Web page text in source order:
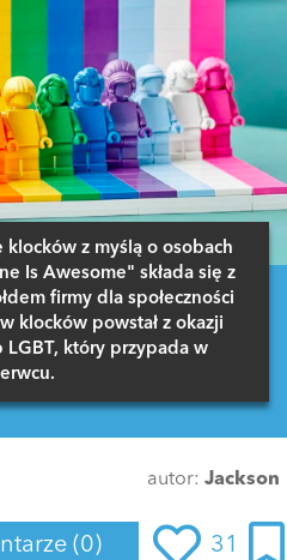
klocków z myślą o osobach
Is Awesome" składa się z
firmy dla społeczności
klocków powstał z okazji
LGBT, który przypada w
autor: Jackson
(0) 31